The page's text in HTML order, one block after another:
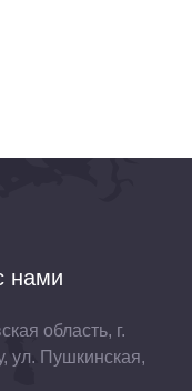
нами
область, г.
ул. Пушкинская,